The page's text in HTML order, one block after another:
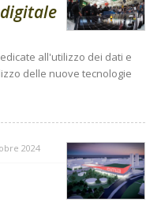
all'utilizzo dei dati e
delle nuove tecnologie
2024